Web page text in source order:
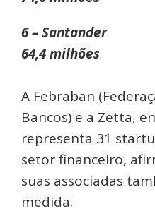
6 – Santander
64,4 milhões
A Febraban
Bancos) e a Zetta,
representa 31
setor financeiro,
suas associadas
medida.